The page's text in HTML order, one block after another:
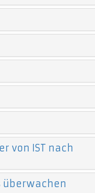
von IST nach
überwachen